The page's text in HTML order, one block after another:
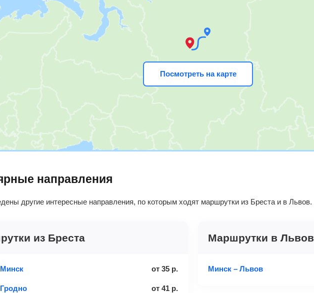
Посмотреть на карте
направления
другие интересные направления, по которым ходят маршрутки из Бреста и в Львов.
из Бреста
от 35 р.
от 41 р.
Маршрутки в Львов
Минск – Львов